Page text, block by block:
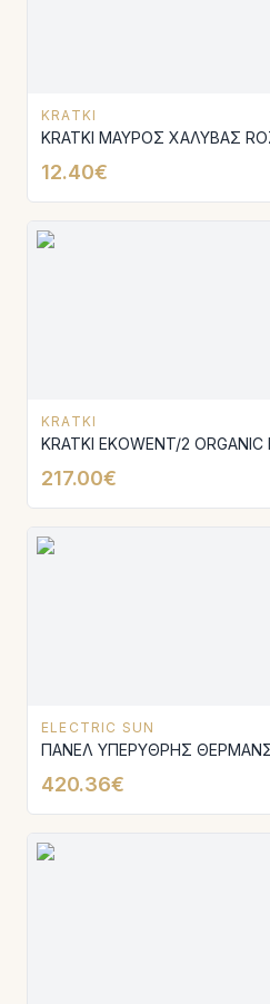
KRATKI
KRATKI ΜΑΥΡΟΣ ΧΑΛΥΒΑΣ
12.40€
KRATKI
KRATKI EKOWENT/2 ORGANIC
217.00€
ELECTRIC SUN
ΠΑΝΕΛ ΥΠΕΡΥΘΡΗΣ
420.36€